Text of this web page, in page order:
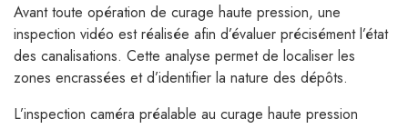
Avant toute opération de curage haute pression, une
inspection vidéo est réalisée afin d’évaluer précisément l’état
des canalisations. Cette analyse permet de localiser les
zones encrassées et d’identifier la nature des dépôts.
L’inspection caméra préalable au curage haute pression